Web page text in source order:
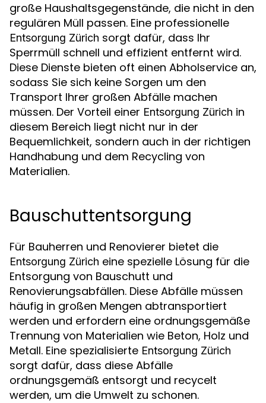
große Haushaltsgegenstände, die nicht in den
regulären Müll passen. Eine professionelle
Entsorgung Zürich sorgt dafür, dass Ihr
Sperrmüll schnell und effizient entfernt wird.
Diese Dienste bieten oft einen Abholservice an,
sodass Sie sich keine Sorgen um den
Transport Ihrer großen Abfälle machen
müssen. Der Vorteil einer Entsorgung Zürich in
diesem Bereich liegt nicht nur in der
Bequemlichkeit, sondern auch in der richtigen
Handhabung und dem Recycling von
Materialien.
Bauschuttentsorgung
Für Bauherren und Renovierer bietet die
Entsorgung Zürich eine spezielle Lösung für die
Entsorgung von Bauschutt und
Renovierungsabfällen. Diese Abfälle müssen
häufig in großen Mengen abtransportiert
werden und erfordern eine ordnungsgemäße
Trennung von Materialien wie Beton, Holz und
Metall. Eine spezialisierte Entsorgung Zürich
sorgt dafür, dass diese Abfälle
ordnungsgemäß entsorgt und recycelt
werden, um die Umwelt zu schonen.